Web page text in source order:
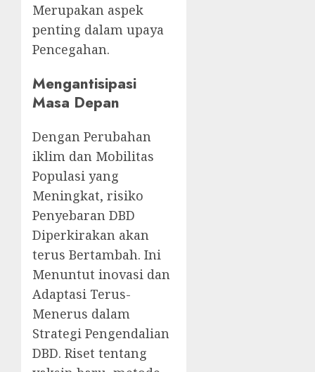
Merupakan aspek
penting dalam upaya
Pencegahan.
Mengantisipasi
Masa Depan
Dengan Perubahan
iklim dan Mobilitas
Populasi yang
Meningkat, risiko
Penyebaran DBD
Diperkirakan akan
terus Bertambah. Ini
Menuntut inovasi dan
Adaptasi Terus-
Menerus dalam
Strategi Pengendalian
DBD. Riset tentang